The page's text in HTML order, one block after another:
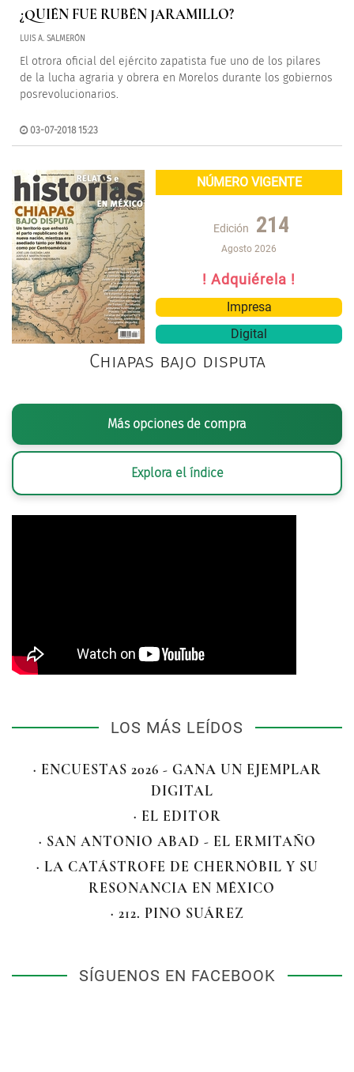
¿QUIÉN FUE RUBÉN JARAMILLO?
LUIS A. SALMERÓN
El otrora oficial del ejército zapatista fue uno de los pilares
de la lucha agraria y obrera en Morelos durante los gobiernos
posrevolucionarios.
03-07-2018 15:23
NÚMERO VIGENTE
Edición 214
Agosto 2026
! Adquiérela !
Impresa
Digital
Chiapas bajo disputa
Más opciones de compra
Explora el índice
LOS MÁS LEÍDOS
· ENCUESTAS 2026 - GANA UN EJEMPLAR
DIGITAL
· EL EDITOR
· SAN ANTONIO ABAD - EL ERMITAÑO
· LA CATÁSTROFE DE CHERNÓBIL Y SU
RESONANCIA EN MÉXICO
· 212. PINO SUÁREZ
SÍGUENOS EN FACEBOOK